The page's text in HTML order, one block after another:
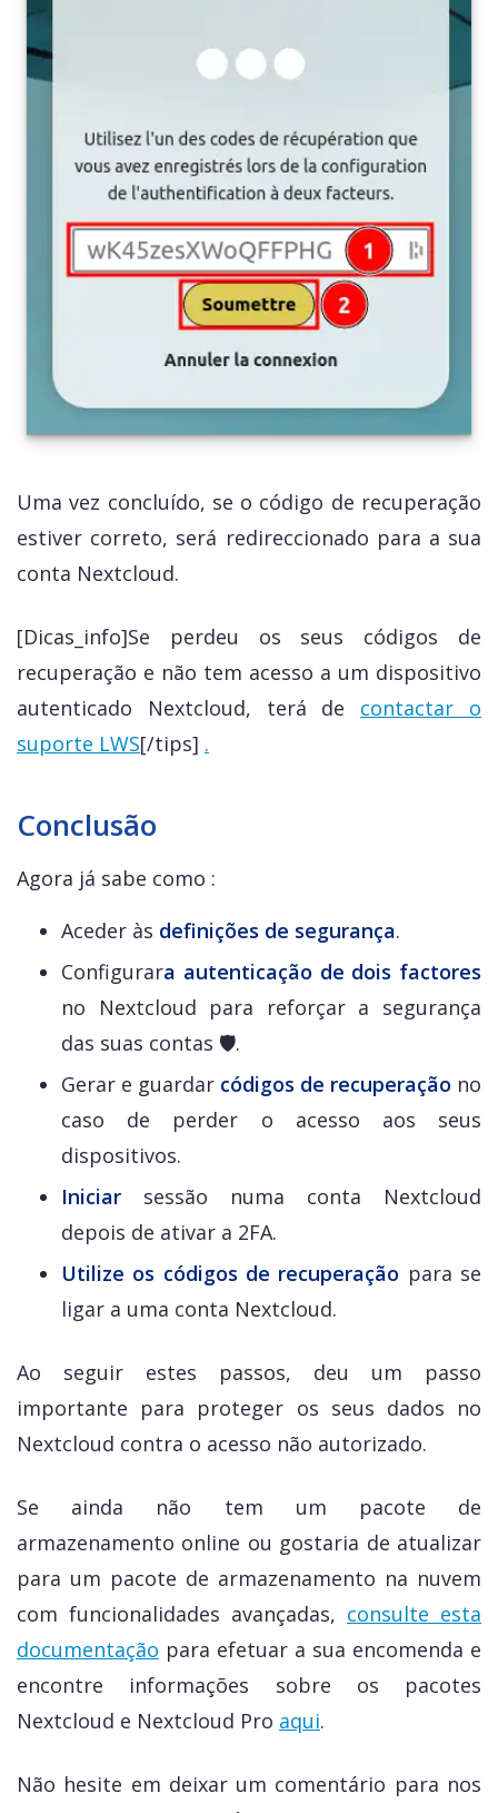
Uma vez concluído, se o código de recuperação
estiver correto, será redireccionado para a sua
conta Nextcloud.
[Dicas_info]Se perdeu os seus códigos de
recuperação e não tem acesso a um dispositivo
autenticado Nextcloud, terá de contactar o
suporte LWS[/tips] .
Conclusão
Agora já sabe como :
Aceder às definições de segurança.
Configurara autenticação de dois factores
no Nextcloud para reforçar a segurança
das suas contas 🛡️.
Gerar e guardar códigos de recuperação no
caso de perder o acesso aos seus
dispositivos.
Iniciar sessão numa conta Nextcloud
depois de ativar a 2FA.
Utilize os códigos de recuperação para se
ligar a uma conta Nextcloud.
Ao seguir estes passos, deu um passo
importante para proteger os seus dados no
Nextcloud contra o acesso não autorizado.
Se ainda não tem um pacote de
armazenamento online ou gostaria de atualizar
para um pacote de armazenamento na nuvem
com funcionalidades avançadas, consulte esta
documentação para efetuar a sua encomenda e
encontre informações sobre os pacotes
Nextcloud e Nextcloud Pro aqui.
Não hesite em deixar um comentário para nos